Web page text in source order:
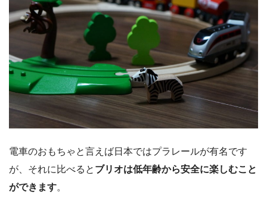
電車のおもちゃと言えば日本ではプラレールが有名です
が、それに比べると ブリオは低年齢から安全に楽しむこと
ができます。